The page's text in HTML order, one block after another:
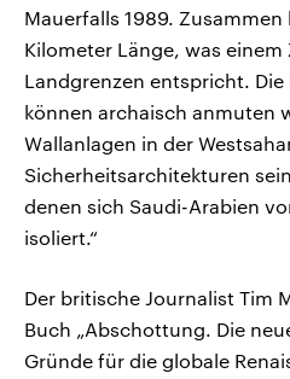
Mauerfalls 1989.
Kilometer Länge, was einem
Landgrenzen entspricht.
können archaisch anmuten
Wallanlagen in der
Sicherheitsarchitekturen
denen sich Saudi-Arabien
isoliert.“
Der britische Journalist Tim
Buch „Abschottung. Die
Gründe für die globale